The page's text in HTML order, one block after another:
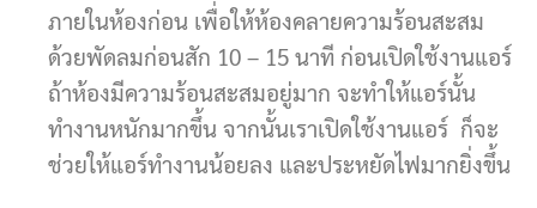
ภายในห้องก่อน เพื่อให้ห้องคลายความร้อนสะสม
ด้วยพัดลมก่อนสัก 10 – 15 นาที ก่อนเปิดใช้งานแอร์
ถ้าห้องมีความร้อนสะสมอยู่มาก จะทำให้แอร์นั้น
ทำงานหนักมากขึ้น จากนั้นเราเปิดใช้งานแอร์ ก็จะ
ช่วยให้แอร์ทำงานน้อยลง และประหยัดไฟมากยิ่งขึ้น